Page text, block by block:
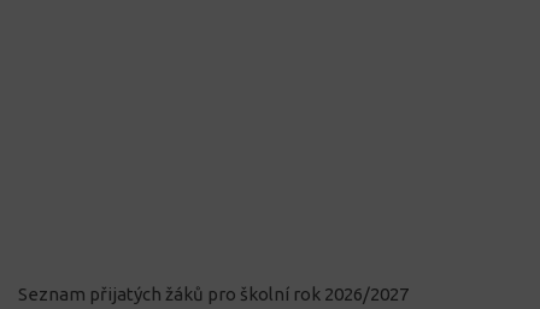
Seznam přijatých žáků pro školní rok 2026/2027